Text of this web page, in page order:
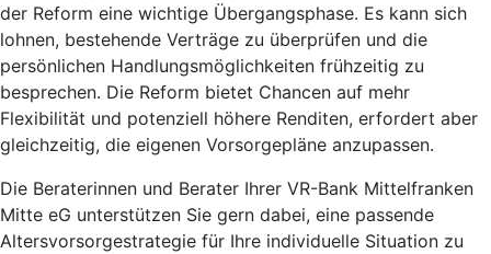
der Reform eine wichtige Übergangsphase. Es kann sich
lohnen, bestehende Verträge zu überprüfen und die
persönlichen Handlungsmöglichkeiten frühzeitig zu
besprechen. Die Reform bietet Chancen auf mehr
Flexibilität und potenziell höhere Renditen, erfordert aber
gleichzeitig, die eigenen Vorsorgepläne anzupassen.
Die Beraterinnen und Berater Ihrer VR-Bank Mittelfranken
Mitte eG unterstützen Sie gern dabei, eine passende
Altersvorsorgestrategie für Ihre individuelle Situation zu